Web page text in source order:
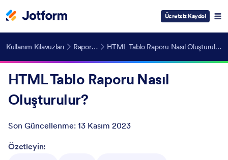
Ücretsiz Kaydol
Kullanım Kılavuzları Raporlar HTML Tablo Raporu Nasıl Oluşturulur?
HTML Tablo Raporu Nasıl
Oluşturulur?
Son Güncellenme: 13 Kasım 2023
Post ID
Özetleyin: